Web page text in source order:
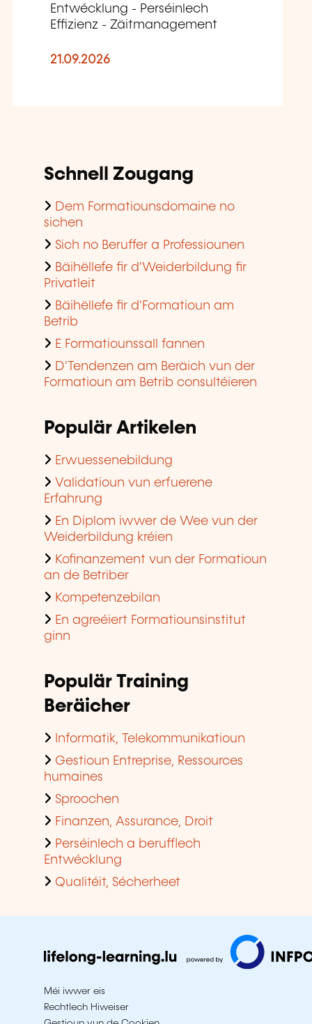
Entwécklung - Perséinlech
Effizienz - Zäitmanagement
21.09.2026
Schnell Zougang
Dem Formatiounsdomaine no
sichen
Sich no Beruffer a Professiounen
Bäihëllefe fir d'Weiderbildung fir
Privatleit
Bäihëllefe fir d'Formatioun am
Betrib
E Formatiounssall fannen
D'Tendenzen am Beräich vun der
Formatioun am Betrib consultéieren
Populär Artikelen
Erwuessenebildung
Validatioun vun erfuerene
Erfahrung
En Diplom iwwer de Wee vun der
Weiderbildung kréien
Kofinanzement vun der Formatioun
an de Betriber
Kompetenzebilan
En agreéiert Formatiounsinstitut
ginn
Populär Training
Beräicher
Informatik, Telekommunikatioun
Gestioun Entreprise, Ressources
humaines
Sproochen
Finanzen, Assurance, Droit
Perséinlech a berufflech
Entwécklung
Qualitéit, Sécherheet
Méi iwwer eis
Rechtlech Hiweiser